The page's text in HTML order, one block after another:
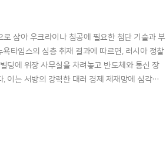
삼아 우크라이나 침공에 필요한 첨단 기술과 부
타임스의 심층 취재 결과에 따르면, 러시아 정찰
딩에 위장 사무실을 차려놓고 반도체와 통신 장
이는 서방의 강력한 대러 경제 제재망에 심각한